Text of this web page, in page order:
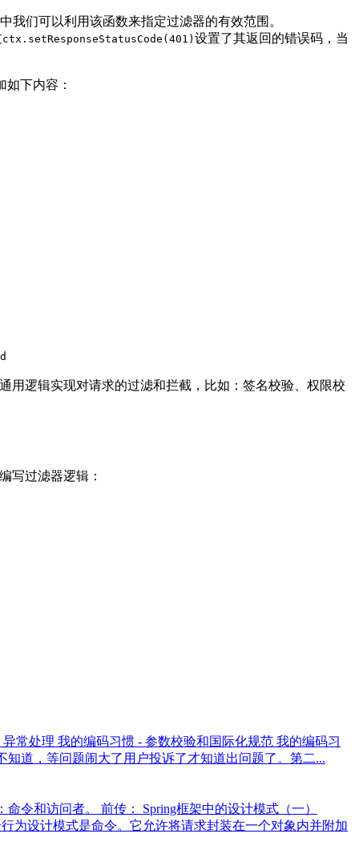
我们可以利用该函数来指定过滤器的有效范围。
ctx.setResponseStatusCode(401) 设置了其返回的错误码，当
下内容：
用逻辑实现对请求的过滤和拦截，比如：签名校验、权限校
写过滤器逻辑：
常处理 我的编码习惯 - 参数校验和国际化规范 我的编码习
道，等问题闹大了用户投诉了才知道出问题了。第二...
令和访问者。 前传： Spring框架中的设计模式（一）
为设计模式是命令。它允许将请求封装在一个对象内并附加